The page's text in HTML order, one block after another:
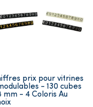
prix pour vitrines
- 130 cubes
mm - 4 Coloris Au